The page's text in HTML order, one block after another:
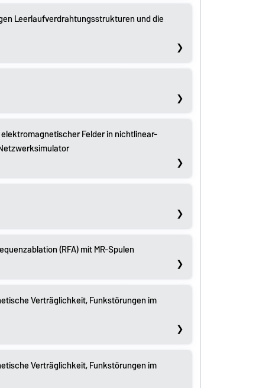
Leerlaufverdrahtungsstrukturen und die
Felder in nichtlinear-
(RFA) mit MR-Spulen
Verträglichkeit, Funkstörungen im
Verträglichkeit, Funkstörungen im